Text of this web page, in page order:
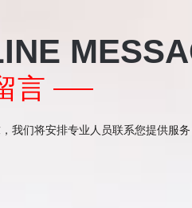
言
我们将安排专业人员联系您提供服务